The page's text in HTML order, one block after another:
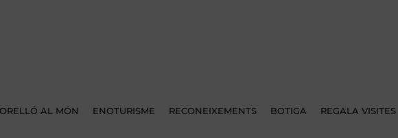
AL MÓN ENOTURISME RECONEIXEMENTS BOTIGA REGALA VISITES